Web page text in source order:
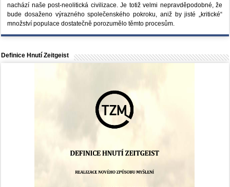
nachází naše post-neolitická civilizace. Je totiž velmi nepravděpodobné, že
bude dosaženo výrazného společenského pokroku, aniž by jisté „kritické“
množství populace dostatečně porozumělo těmto procesům.
Definice Hnutí Zeitgeist